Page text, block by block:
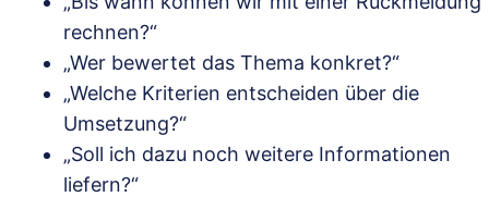
rechnen?“
„Wer bewertet das Thema konkret?“
„Welche Kriterien entscheiden über die
Umsetzung?“
„Soll ich dazu noch weitere Informationen
liefern?“